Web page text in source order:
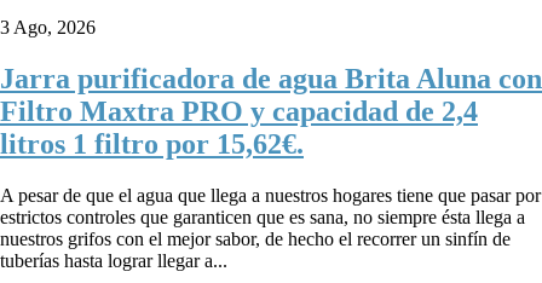
3 Ago, 2026
Jarra purificadora de agua Brita Aluna con
Filtro Maxtra PRO y capacidad de 2,4
litros 1 filtro por 15,62€.
A pesar de que el agua que llega a nuestros hogares tiene que pasar por
estrictos controles que garanticen que es sana, no siempre ésta llega a
nuestros grifos con el mejor sabor, de hecho el recorrer un sinfín de
tuberías hasta lograr llegar a...